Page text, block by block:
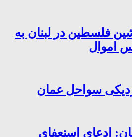
فلسطین در لبنان به
اموال
سواحل عمان
ادعای استعفای